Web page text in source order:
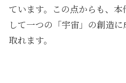
ています。この点からも、本
して一つの「宇宙」の創造
取れます。